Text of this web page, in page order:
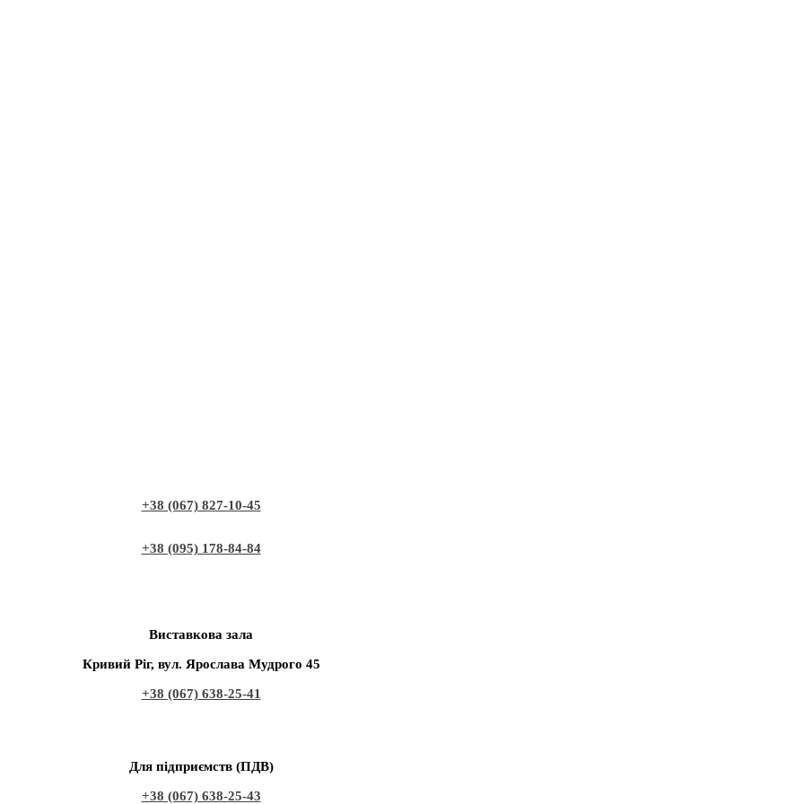
+38 (067) 827-10-45
+38 (095) 178-84-84
Виставкова зала
Кривий Ріг, вул. Ярослава Мудрого 45
+38 (067) 638-25-41
Для підприємств (ПДВ)
+38 (067) 638-25-43